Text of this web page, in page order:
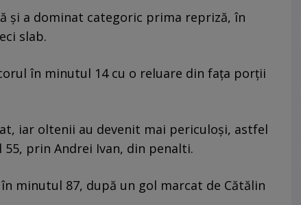
și a dominat categoric prima repriză, în
slab.
în minutul 14 cu o reluare din fața porții
iar oltenii au devenit mai periculoși, astfel
prin Andrei Ivan, din penalti.
minutul 87, după un gol marcat de Cătălin